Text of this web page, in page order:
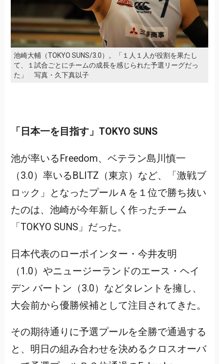
池崎大輔（TOKYO SUNS/3.0）。「１人１人が役割を果たし
て、１試合ごとにチームの成長を感じられた予選リーグだっ
た」 写真・久下真以子
「日本一を目指す」TOKYO SUNS
池が率いるFreedom、ベテラン島川慎一
（3.0）率いるBLITZ（東京）など、「激戦ブ
ロック」となったプールＡを１位で勝ち抜い
たのは、池崎が今年新しく作ったチーム
「TOKYO SUNS」だった。
日本代表のローポインター・今井友明
（1.0）やニュージーランドのエース・ヘイ
デン バートン（3.0）などタレントを擁し、
大会前から優勝候補として注目されてきた。
その期待通りに予選プールを全勝で通過する
と、明日の組み合わせを決めるクロスオーバ